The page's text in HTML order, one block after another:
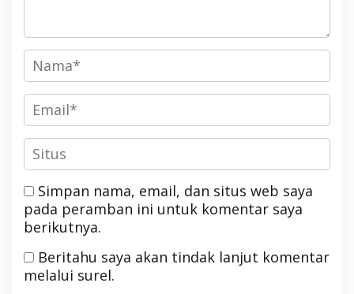
Simpan nama, email, dan situs web saya
pada peramban ini untuk komentar saya
berikutnya.
Beritahu saya akan tindak lanjut komentar
melalui surel.